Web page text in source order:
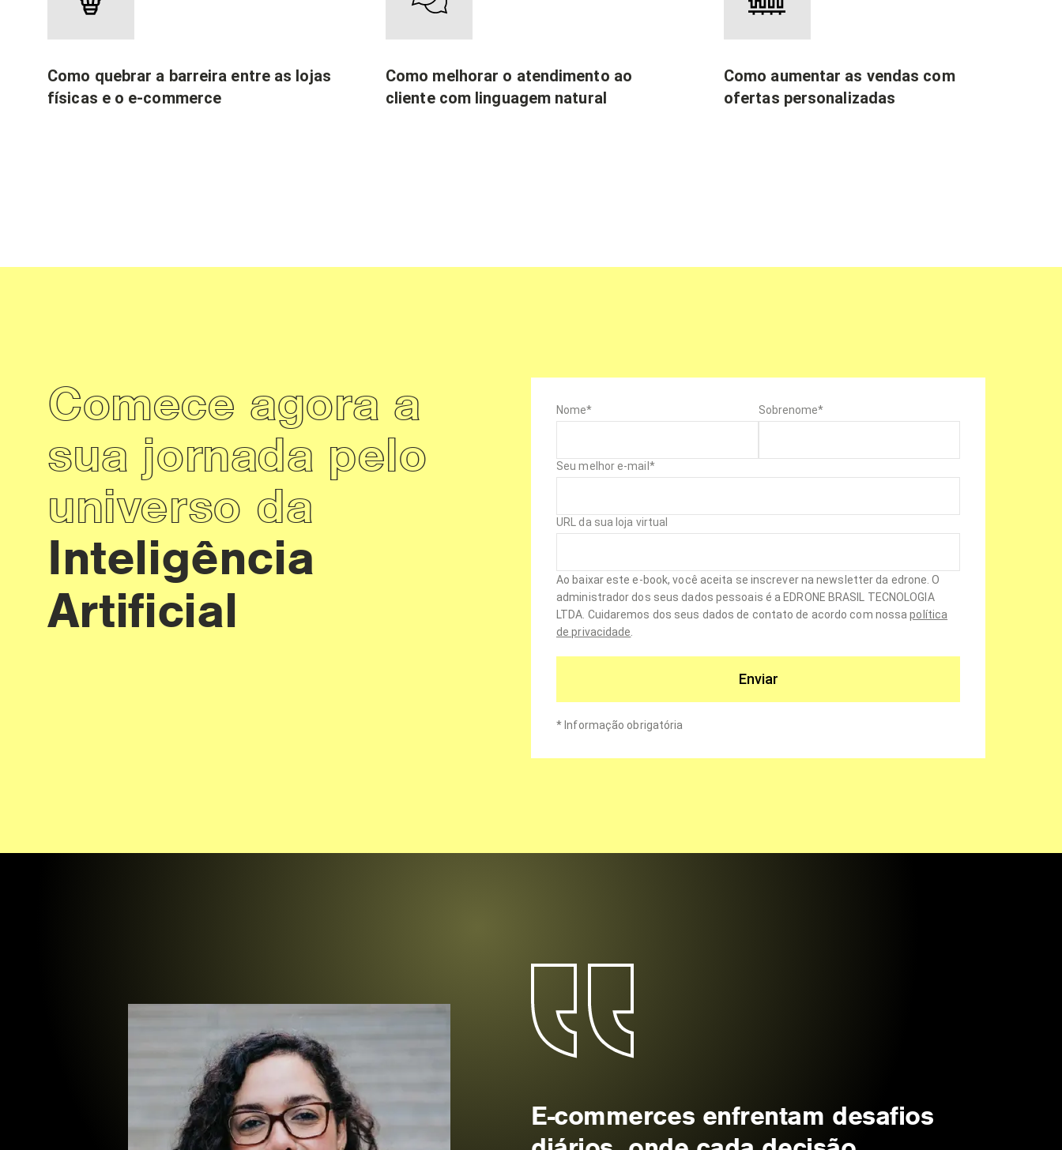
Como quebrar a barreira entre as lojas
físicas e o e-commerce
Como melhorar o atendimento ao
cliente com linguagem natural
Como aumentar as vendas com
ofertas personalizadas
Comece agora a
sua jornada pelo
universo da
Inteligência
Artificial
Nome* Sobrenome*
Seu melhor e-mail *
URL da sua loja virtual
Ao baixar este e-book, você aceita se inscrever na newsletter da edrone. O
administrador dos seus dados pessoais é a EDRONE BRASIL TECNOLOGIA
LTDA. Cuidaremos dos seus dados de contato de acordo com nossapolítica
de privacidade
Enviar
* Informação obrigatória
E-commerces enfrentam desafios